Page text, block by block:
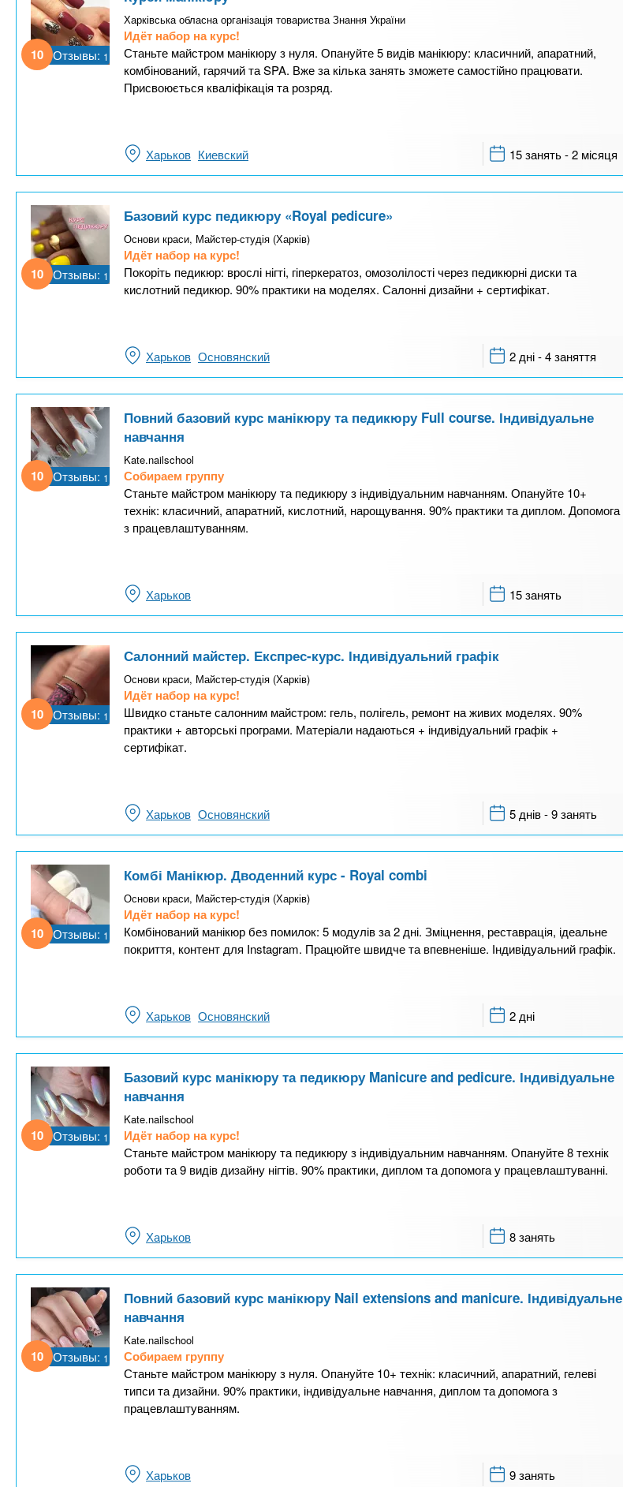
10 Отзывы: 1
Харківська обласна організація товариства Знання України
Идёт набор на курс!
Станьте майстром манікюру з нуля. Опануйте 5 видів манікюру: класичний, апаратний,
комбінований, гарячий та SPA. Вже за кілька занять зможете самостійно працювати.
Присвоюється кваліфікація та розряд.
Харьков Киевский 15 занять - 2 місяця
10 Отзывы: 1
Базовий курс педикюру «Royal pedicure»
Основи краси, Майстер-студія (Харків)
Идёт набор на курс!
Покоріть педикюр: врослі нігті, гіперкератоз, омозолілості через педикюрні диски та
кислотний педикюр. 90% практики на моделях. Салонні дизайни + сертифікат.
Харьков Основянский 2 дні - 4 заняття
10 Отзывы: 1
Повний базовий курс манікюру та педикюру Full course. Індивідуальне
навчання
Kate.nailschool
Собираем группу
Станьте майстром манікюру та педикюру з індивідуальним навчанням. Опануйте 10+
технік: класичний, апаратний, кислотний, нарощування. 90% практики та диплом. Допомога
з працевлаштуванням.
Харьков 15 занять
10 Отзывы: 1
Салонний майстер. Експрес-курс. Індивідуальний графік
Основи краси, Майстер-студія (Харків)
Идёт набор на курс!
Швидко станьте салонним майстром: гель, полігель, ремонт на живих моделях. 90%
практики + авторські програми. Матеріали надаються + індивідуальний графік +
сертифікат.
Харьков Основянский 5 днів - 9 занять
10 Отзывы: 1
Комбі Манікюр. Дводенний курс - Royal combi
Основи краси, Майстер-студія (Харків)
Идёт набор на курс!
Комбінований манікюр без помилок: 5 модулів за 2 дні. Зміцнення, реставрація, ідеальне
покриття, контент для Instagram. Працюйте швидче та впевненіше. Індивідуальний графік.
Харьков Основянский 2 дні
10 Отзывы: 1
Базовий курс манікюру та педикюру Manicure and pedicure. Індивідуальне
навчання
Kate.nailschool
Идёт набор на курс!
Станьте майстром манікюру та педикюру з індивідуальним навчанням. Опануйте 8 технік
роботи та 9 видів дизайну нігтів. 90% практики, диплом та допомога у працевлаштуванні.
Харьков 8 занять
10 Отзывы: 1
Повний базовий курс манікюру Nail extensions and manicure. Індивідуальне
навчання
Kate.nailschool
Собираем группу
Станьте майстром манікюру з нуля. Опануйте 10+ технік: класичний, апаратний, гелеві
типси та дизайни. 90% практики, індивідуальне навчання, диплом та допомога з
працевлаштуванням.
Харьков 9 занять